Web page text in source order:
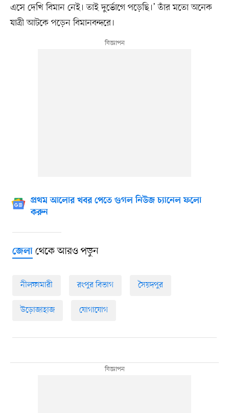
এসে দেখি বিমান নেই। তাই দুর্ভোগে পড়েছি।’ তাঁর মতো অনেক
যাত্রী আটকে পড়েন বিমানবন্দরে।
প্রথম আলোর খবর পেতে গুগল নিউজ চ্যানেল ফলো
করুন
জেলাথেকে আরও পড়ুন
নীলফামারী রংপুর বিভাগ সৈয়দপুর
উড়োজাহাজ যোগাযোগ